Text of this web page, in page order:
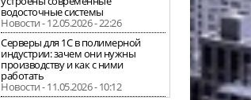
водосточные системы
Новости - 12.05.2026 - 22:26
Серверы для 1С в полимерной
индустрии: зачем они нужны
производству и как с ними
работать
Новости - 11.05.2026 - 10:12